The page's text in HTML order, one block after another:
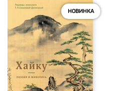
НОВИНКА